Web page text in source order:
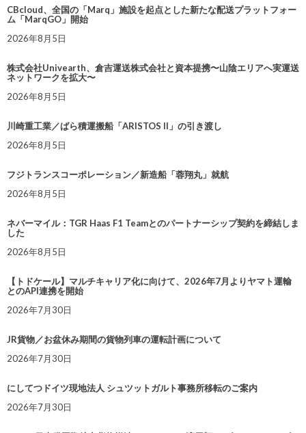
CBcloud、全国の「Marq」施設を起点とした新たな配送プラットフォー
ム「MarqGO」開始
2026年8月5日
株式会社Univearth、倉吉運送株式会社と資本提携〜山陰エリアへ実運送
ネットワークを拡大〜
2026年8月5日
川崎重工業／ばら積運搬船「ARISTOS II」の引き渡し
2026年8月5日
フジトランスコーポレーション／新造船「蓉翔丸」就航
2026年8月5日
ネバーマイル：TGR Haas F1 Teamとのパートナーシップ契約を締結しま
した
2026年8月5日
【トドケール】マルチキャリア化に向けて、2026年7月よりヤマト運輸
とのAPI連携を開始
2026年7月30日
JR貨物／お盆休み期間の貨物列車の運転計画について
2026年7月30日
にしてつドイツ現地法人 シュツットガルト事務所移転のご案内
2026年7月30日